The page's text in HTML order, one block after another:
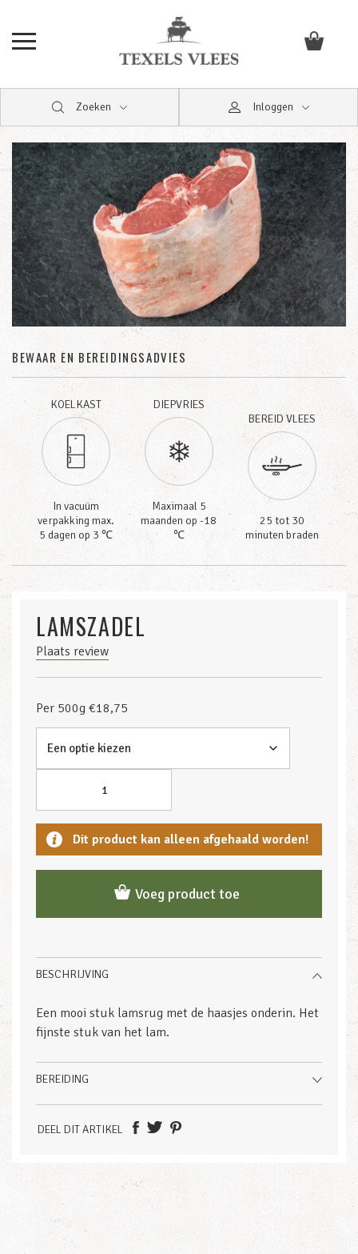
Zoeken Inloggen
BEWAAR EN BEREIDINGSADVIES
KOELKAST
In vacuüm
verpakking max.
5 dagen op 3 ℃
DIEPVRIES
Maximaal 5
maanden op -18
℃
BEREID VLEES
25 tot 30
minuten braden
LAMSZADEL
Plaats review
Per 500g €18,75
Dit product kan alleen afgehaald worden!
Voeg product toe
BESCHRIJVING
Een mooi stuk lamsrug met de haasjes onderin. Het
fijnste stuk van het lam.
BEREIDING
DEEL DIT ARTIKEL